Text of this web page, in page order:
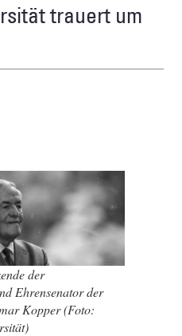
trauert um
der
Ehrensenator der
Kopper (Foto: